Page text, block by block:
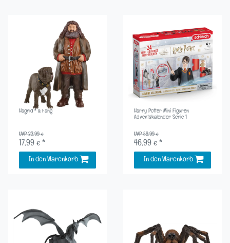
Hagrid™ & Fang
UVP 22,99 €
17,99 € *
In den Warenkorb
Harry Potter Mini Figuren
Adventskalender Serie 1
UVP 59,99 €
46,99 € *
In den Warenkorb